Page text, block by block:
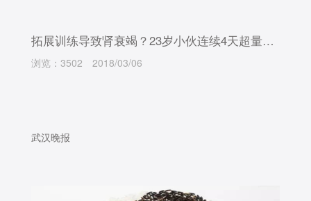
拓展训练导致肾衰竭？23岁小伙连续4天超量运动 引发急性肾衰
浏览：3502 2018/03/06
武汉晚报